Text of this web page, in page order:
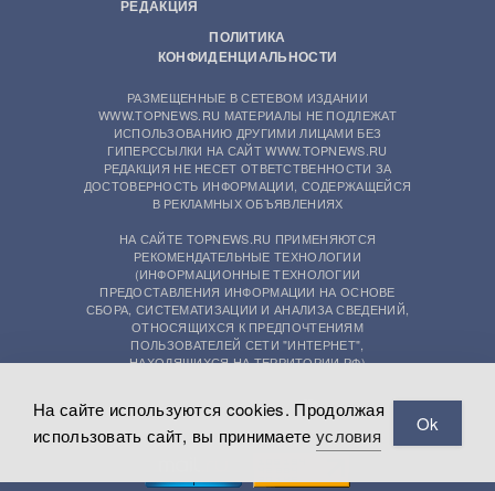
РЕДАКЦИЯ
ПОЛИТИКА
КОНФИДЕНЦИАЛЬНОСТИ
РАЗМЕЩЕННЫЕ В СЕТЕВОМ ИЗДАНИИ
WWW.TOPNEWS.RU МАТЕРИАЛЫ НЕ ПОДЛЕЖАТ
ИСПОЛЬЗОВАНИЮ ДРУГИМИ ЛИЦАМИ БЕЗ
ГИПЕРССЫЛКИ НА САЙТ WWW.TOPNEWS.RU
РЕДАКЦИЯ НЕ НЕСЕТ ОТВЕТСТВЕННОСТИ ЗА
ДОСТОВЕРНОСТЬ ИНФОРМАЦИИ, СОДЕРЖАЩЕЙСЯ
В РЕКЛАМНЫХ ОБЪЯВЛЕНИЯХ
НА САЙТЕ TOPNEWS.RU ПРИМЕНЯЮТСЯ
РЕКОМЕНДАТЕЛЬНЫЕ ТЕХНОЛОГИИ
(ИНФОРМАЦИОННЫЕ ТЕХНОЛОГИИ
ПРЕДОСТАВЛЕНИЯ ИНФОРМАЦИИ НА ОСНОВЕ
СБОРА, СИСТЕМАТИЗАЦИИ И АНАЛИЗА СВЕДЕНИЙ,
ОТНОСЯЩИХСЯ К ПРЕДПОЧТЕНИЯМ
ПОЛЬЗОВАТЕЛЕЙ СЕТИ "ИНТЕРНЕТ",
НАХОДЯЩИХСЯ НА ТЕРРИТОРИИ РФ)
На сайте используются cookies. Продолжая
использовать сайт, вы принимаете условия
Ok